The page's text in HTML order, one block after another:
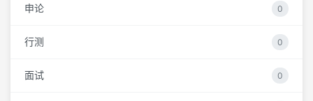
申论 0
行测 0
面试 0